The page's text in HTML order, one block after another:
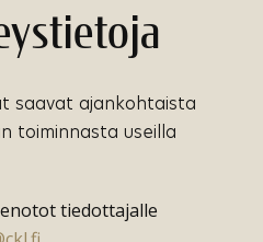
saavat ajankohtaista
toiminnasta useilla
tiedottajalle